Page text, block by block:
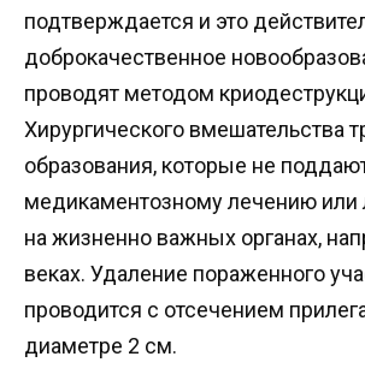
подтверждается и это
доброкачественное
проводят методом
Хирургического вмешательства
образования, которые не
медикаментозному лечению или
на жизненно важных органах,
веках. Удаление пораженного
проводится с отсечением
диаметре 2 см.